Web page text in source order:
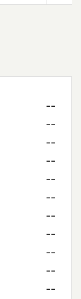
--
--
--
--
--
--
--
--
--
--
--